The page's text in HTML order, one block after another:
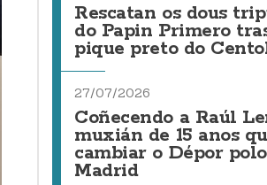
Rescatan os dous
do Papin Primero
pique preto do
27/07/2026
Coñecendo a Raúl
muxián de 15 anos
cambiar o Dépor
Madrid